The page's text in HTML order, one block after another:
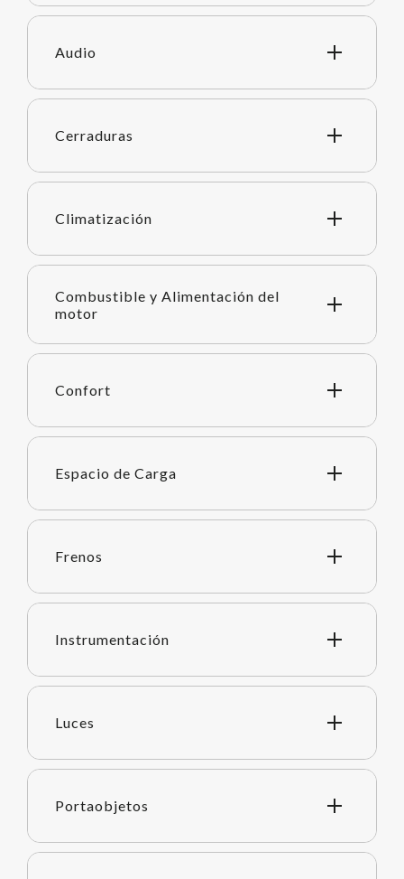
Audio
Cerraduras
Climatización
Combustible y Alimentación del
motor
Confort
Espacio de Carga
Frenos
Instrumentación
Luces
Portaobjetos